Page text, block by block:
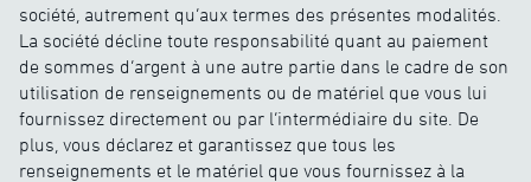
société, autrement qu’aux termes des présentes modalités.
La société décline toute responsabilité quant au paiement
de sommes d’argent à une autre partie dans le cadre de son
utilisation de renseignements ou de matériel que vous lui
fournissez directement ou par l’intermédiaire du site. De
plus, vous déclarez et garantissez que tous les
renseignements et le matériel que vous fournissez à la